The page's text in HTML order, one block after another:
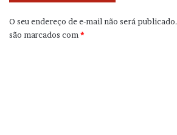
O seu endereço de e-mail não será publicado.
são marcados com *